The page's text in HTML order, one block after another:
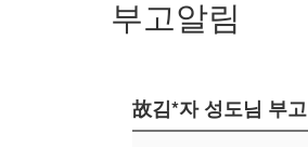
부고알림
故김*자 성도님 부고